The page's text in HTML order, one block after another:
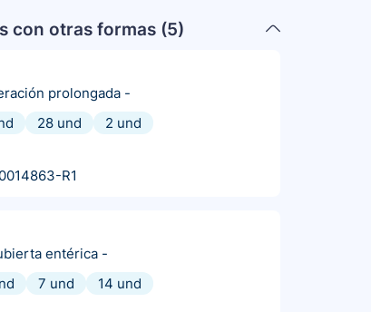
con otras formas (5)
prolongada -
28 und
2 und
R1
entérica -
7 und
14 und